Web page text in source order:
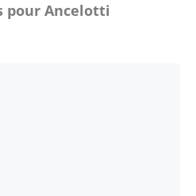
pour Ancelotti